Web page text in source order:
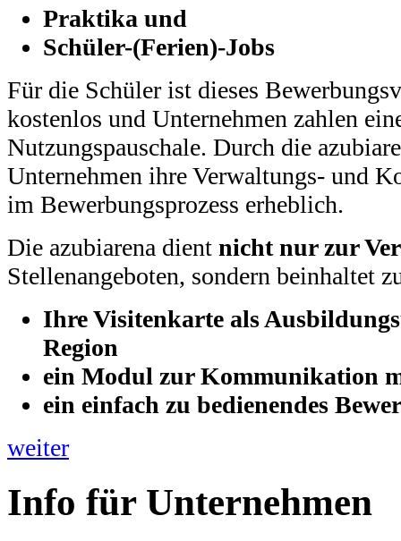
Praktika und
Schüler-(Ferien)-Jobs
Für die Schüler ist dieses
kostenlos und Unternehmen zahlen
Nutzungspauschale. Durch die
Unternehmen ihre Verwaltungs- und
im Bewerbungsprozess erheblich.
Die azubiarena dient nicht nur zur
Stellenangeboten, sondern beinhaltet
Ihre Visitenkarte als
Region
ein Modul zur Kommunikation
ein einfach zu bedienendes
weiter
Info für Unternehmen